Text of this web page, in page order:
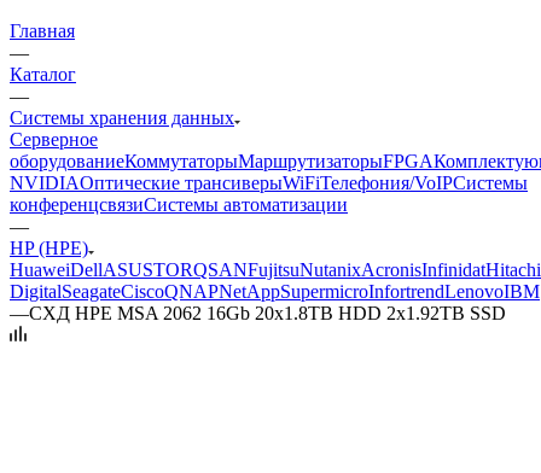
Главная
—
Каталог
—
Системы хранения данных
Серверное
оборудованиеКоммутаторыМаршрутизаторыFPGA
NVIDIAОптические трансиверыWiFiТелефония/VoIPСистемы
конференцсвязиСистемы автоматизации
—
HP (HPE)
HuaweiDellASUSTORQSANFujitsuNutanixAcronisInfinidatHitachi
DigitalSeagateCiscoQNAPNetAppSupermicroInfortrendLenovoIBM
—СХД HPE MSA 2062 16Gb 20x1.8TB HDD 2x1.92TB SSD